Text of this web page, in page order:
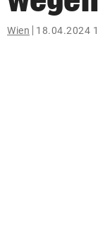
eingeben
Wien 18.04.2024